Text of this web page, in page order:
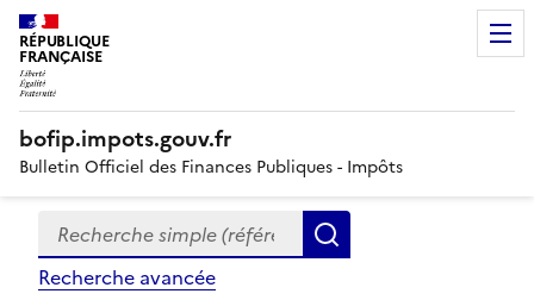
RÉPUBLIQUE
FRANÇAISE
bofip.impots.gouv.fr
Bulletin Officiel des Finances Publiques - Impôts
Formulaire
de
recherche
Recherche simple (références, mots clés, partie du
Recherche avancée